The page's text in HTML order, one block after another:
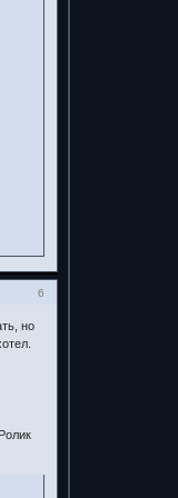
6
но